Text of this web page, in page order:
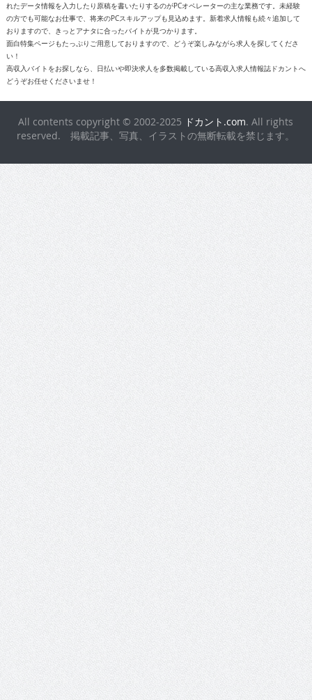
れたデータ情報を入力したり原稿を書いたりするのがPCオペレーターの主な業務です。未経験
の方でも可能なお仕事で、将来のPCスキルアップも見込めます。新着求人情報も続々追加して
おりますので、きっとアナタに合ったバイトが見つかります。
面白特集ページもたっぷりご用意しておりますので、どうぞ楽しみながら求人を探してくださ
い！
高収入バイトをお探しなら、日払いや即決求人を多数掲載している高収入求人情報誌ドカントへ
どうぞお任せくださいませ！
All contents copyright © 2002-2025 ドカント.com. All rights
reserved. 掲載記事、写真、イラストの無断転載を禁じます。